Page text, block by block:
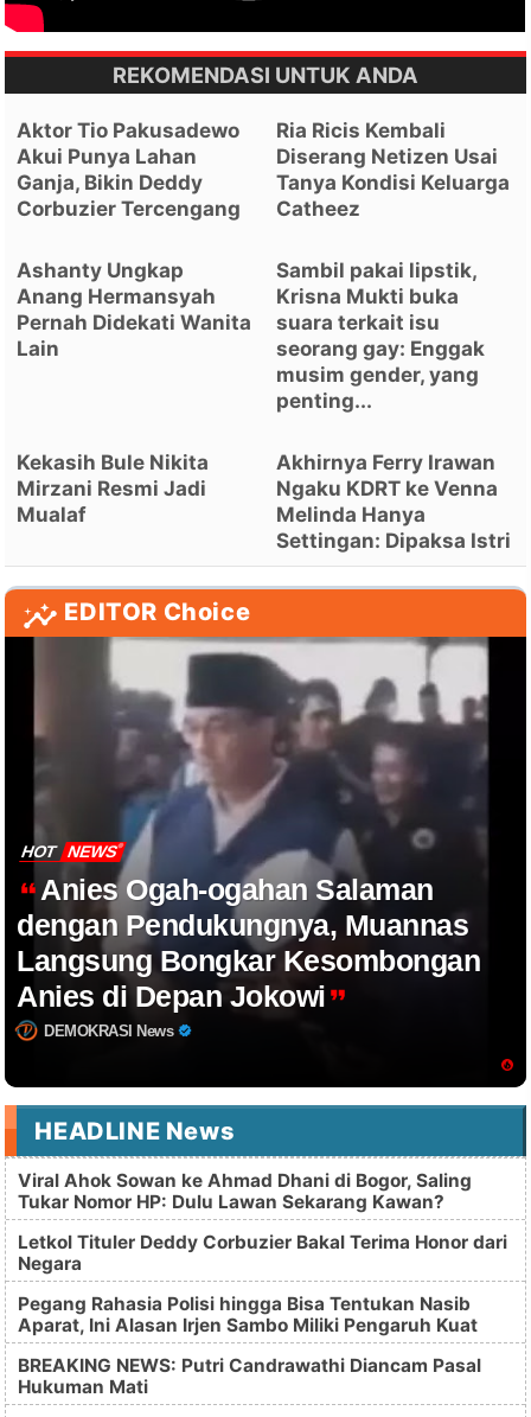
REKOMENDASI UNTUK ANDA
Aktor Tio Pakusadewo
Akui Punya Lahan
Ganja, Bikin Deddy
Corbuzier Tercengang
Ria Ricis Kembali
Diserang Netizen Usai
Tanya Kondisi Keluarga
Catheez
Ashanty Ungkap
Anang Hermansyah
Pernah Didekati Wanita
Lain
Sambil pakai lipstik,
Krisna Mukti buka
suara terkait isu
seorang gay: Enggak
musim gender, yang
penting...
Kekasih Bule Nikita
Mirzani Resmi Jadi
Mualaf
Akhirnya Ferry Irawan
Ngaku KDRT ke Venna
Melinda Hanya
Settingan: Dipaksa Istri
EDITOR Choice
HOT NEWS
Anies Ogah-ogahan Salaman
dengan Pendukungnya, Muannas
Langsung Bongkar Kesombongan
Anies di Depan Jokowi
DEMOKRASI News
HEADLINE News
Viral Ahok Sowan ke Ahmad Dhani di Bogor, Saling
Tukar Nomor HP: Dulu Lawan Sekarang Kawan?
Letkol Tituler Deddy Corbuzier Bakal Terima Honor dari
Negara
Pegang Rahasia Polisi hingga Bisa Tentukan Nasib
Aparat, Ini Alasan Irjen Sambo Miliki Pengaruh Kuat
BREAKING NEWS: Putri Candrawathi Diancam Pasal
Hukuman Mati